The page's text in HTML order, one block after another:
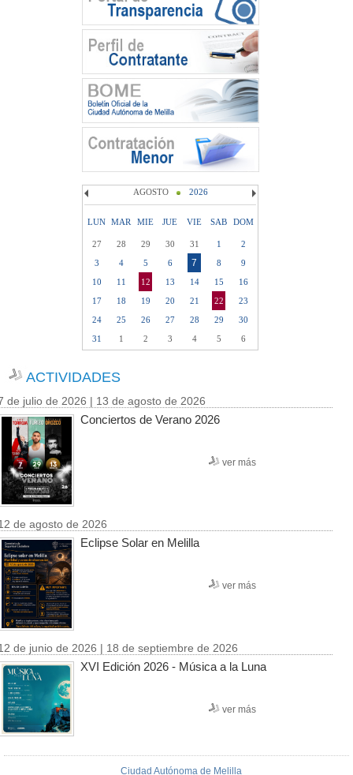
AGOSTO 2026
LUN MAR MIE JUE VIE SAB DOM
27 28 29 30 31 1
2
3
4 5 6 7 8
9
10
11 12 13 14 15
16
17
18 19 20 21 22
23
24
25 26 27 28 29
30
31
1 2 3 4 5 6
ACTIVIDADES
de julio de 2026 | 13 de agosto de 2026
Conciertos de Verano 2026
ver más
de agosto de 2026
Eclipse Solar en Melilla
ver más
de junio de 2026 | 18 de septiembre de 2026
XVI Edición 2026 - Música a la Luna
ver más
Ciudad Autónoma de Melilla